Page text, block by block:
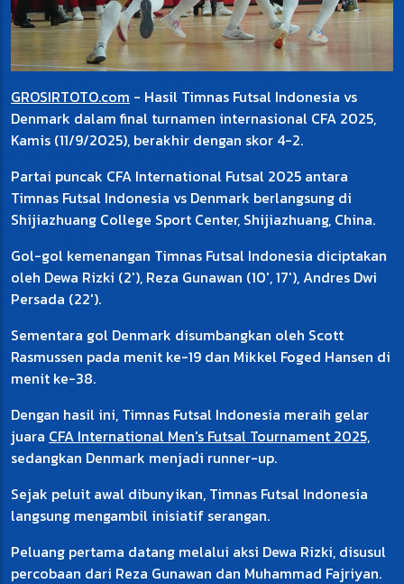
GROSIRTOTO.com - Hasil Timnas Futsal Indonesia vs
Denmark dalam final turnamen internasional CFA 2025,
Kamis (11/9/2025), berakhir dengan skor 4-2.
Partai puncak CFA International Futsal 2025 antara
Timnas Futsal Indonesia vs Denmark berlangsung di
Shijiazhuang College Sport Center, Shijiazhuang, China.
Gol-gol kemenangan Timnas Futsal Indonesia diciptakan
oleh Dewa Rizki (2'), Reza Gunawan (10', 17'), Andres Dwi
Persada (22').
Sementara gol Denmark disumbangkan oleh Scott
Rasmussen pada menit ke-19 dan Mikkel Foged Hansen di
menit ke-38.
Dengan hasil ini, Timnas Futsal Indonesia meraih gelar
juara CFA International Men's Futsal Tournament 2025,
sedangkan Denmark menjadi runner-up.
Sejak peluit awal dibunyikan, Timnas Futsal Indonesia
langsung mengambil inisiatif serangan.
Peluang pertama datang melalui aksi Dewa Rizki, disusul
percobaan dari Reza Gunawan dan Muhammad Fajriyan.